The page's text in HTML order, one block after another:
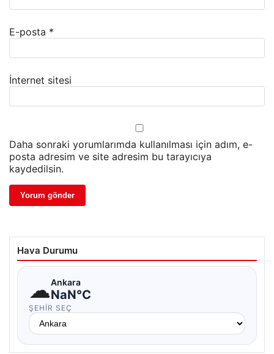
E-posta *
İnternet sitesi
Daha sonraki yorumlarımda kullanılması için adım, e-
posta adresim ve site adresim bu tarayıcıya
kaydedilsin.
Hava Durumu
☁Ankara
NaN°C
ŞEHIR SEÇ